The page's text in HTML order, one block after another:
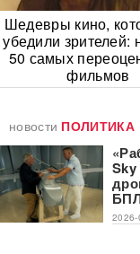
Шедевры кино,
убедили зрителей:
50 самых
фильмов
новости ПОЛИТИКА